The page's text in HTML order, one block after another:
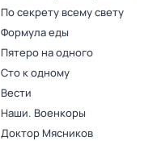
По секрету всему свету
Формула еды
Пятеро на одного
Сто к одному
Вести
Наши. Военкоры
Доктор Мясников